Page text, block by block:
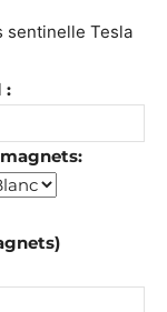
sentinelle Tesla
: